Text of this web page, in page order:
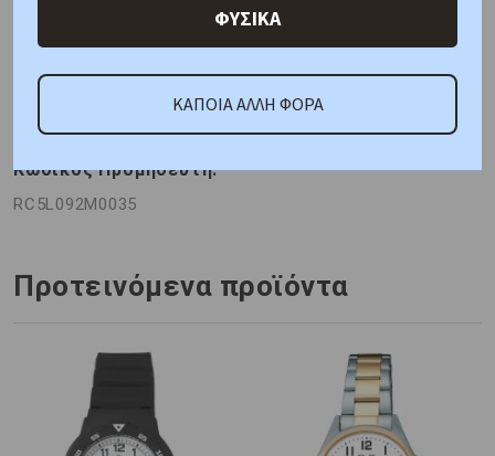
Ρωτήστε μας
ΚΑΤΟΠΙΝ ΠΑΡΑΓΓΕΛΙΑΣ
Κωδικός Προμηθευτή:
RC5L092M0035
Προτεινόμενα προϊόντα
ΦΥΣΙΚΑ
ΚΑΠΟΙΑ ΑΛΛΗ ΦΟΡΑ